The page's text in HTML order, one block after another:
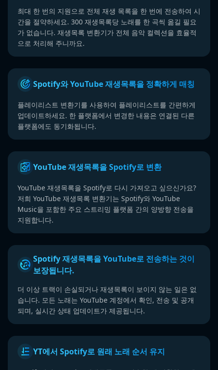
최대 한 번의 지원으로 전체 재생 목록을 한 번에 전송하여 시
간을 절약하세요. 300 재생목록당 노래를 한 곡씩 옮길 필요
가 없습니다. 재생목록 변환기가 전체 음악 컬렉션을 효율적
으로 처리해 주니까요.
Spotify와 YouTube 재생목록을 정확하게 매칭
플레이리스트 변환기를 사용하여 플레이리스트를 간편하게
업데이트하세요. 한 플랫폼에서 변경한 내용은 연결된 다른
플랫폼에도 동기화됩니다.
YouTube 재생목록을 Spotify로 변환
YouTube 재생목록을 Spotify로 다시 가져오고 싶으신가요?
저희 YouTube 재생목록 변환기는 Spotify와 YouTube
Music을 포함한 주요 스트리밍 플랫폼 간의 양방향 전송을
지원합니다.
Spotify 재생목록을 YouTube로 전송하는 것이
보장됩니다.
더 이상 트랙이 손실되거나 재생목록이 보이지 않는 일은 없
습니다. 모든 노래는 YouTube 계정에서 확인, 전송 및 공개
되며, 실시간 상태 업데이트가 제공됩니다.
YT에서 Spotify로 원래 노래 순서 유지